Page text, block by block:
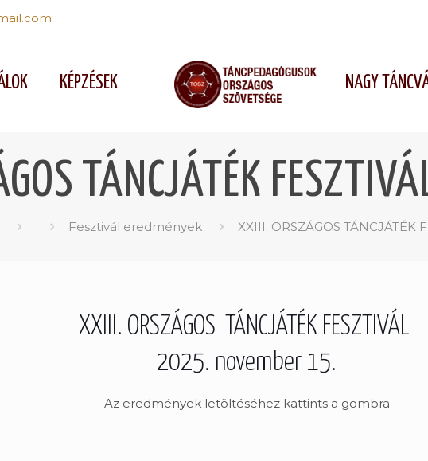
KÉPZÉSEK NAGY
TÁNCJÁTÉK
Fesztivál eredmények XXIII. ORSZÁGOS TÁNCJÁTÉK
XXIII. ORSZÁGOS TÁNCJÁTÉK FESZTIVÁL
2025. november 15.
Az eredmények letöltéséhez kattints a gombra